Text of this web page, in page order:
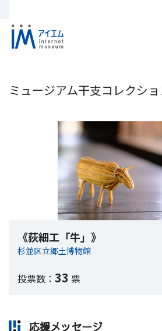
ミュージアム干支コレクシ
《荻細工「牛」》
杉並区立郷土博物館
投票数： 33 票
応援メッセージ